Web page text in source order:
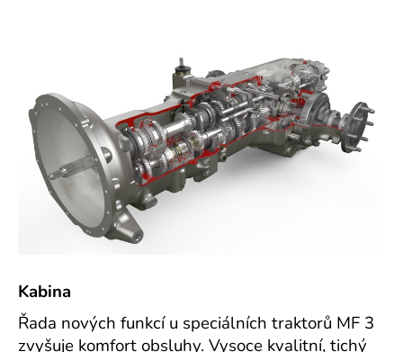
Kabina
Řada nových funkcí u speciálních traktorů MF 3
zvyšuje komfort obsluhy. Vysoce kvalitní, tichý